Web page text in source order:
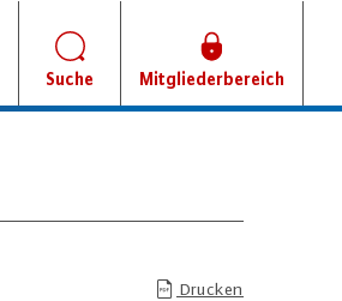
Suche Mitgliederbereich
Drucken